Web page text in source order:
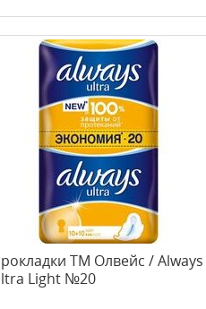
ТМ Олвейс / Always
Light №20